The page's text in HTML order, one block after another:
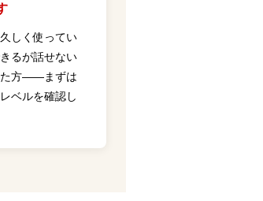
しく使ってい
るが話せない
た方——まずは
ベルを確認し